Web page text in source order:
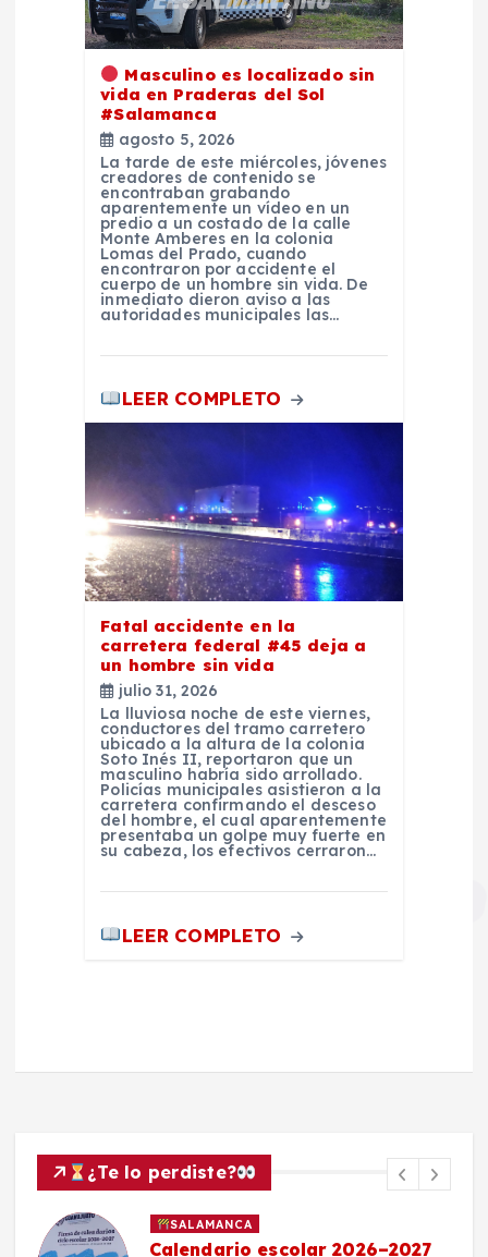
Masculino es localizado sin
vida en Praderas del Sol
#Salamanca
agosto 5, 2026
La tarde de este miércoles, jóvenes
creadores de contenido se
encontraban grabando
aparentemente un vídeo en un
predio a un costado de la calle
Monte Amberes en la colonia
Lomas del Prado, cuando
encontraron por accidente el
cuerpo de un hombre sin vida. De
inmediato dieron aviso a las
autoridades municipales las…
LEER COMPLETO
Fatal accidente en la
carretera federal #45 deja a
un hombre sin vida
julio 31, 2026
La lluviosa noche de este viernes,
conductores del tramo carretero
ubicado a la altura de la colonia
Soto Inés II, reportaron que un
masculino habría sido arrollado.
Policías municipales asistieron a la
carretera confirmando el desceso
del hombre, el cual aparentemente
presentaba un golpe muy fuerte en
su cabeza, los efectivos cerraron…
LEER COMPLETO
¿Te lo perdiste?
SALAMANCA
Calendario escolar 2026–2027